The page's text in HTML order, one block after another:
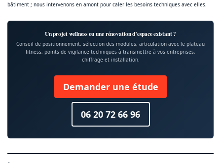
bâtiment ; nous intervenons en amont pour caler les besoins techniques avec elles.
Un projet wellness ou une rénovation d’espace existant ?
Conseil de positionnement, sélection des modules, articulation avec le plateau
fitness, points de vigilance techniques à transmettre à vos entreprises,
chiffrage et installation.
Demander une étude
06 20 72 66 96